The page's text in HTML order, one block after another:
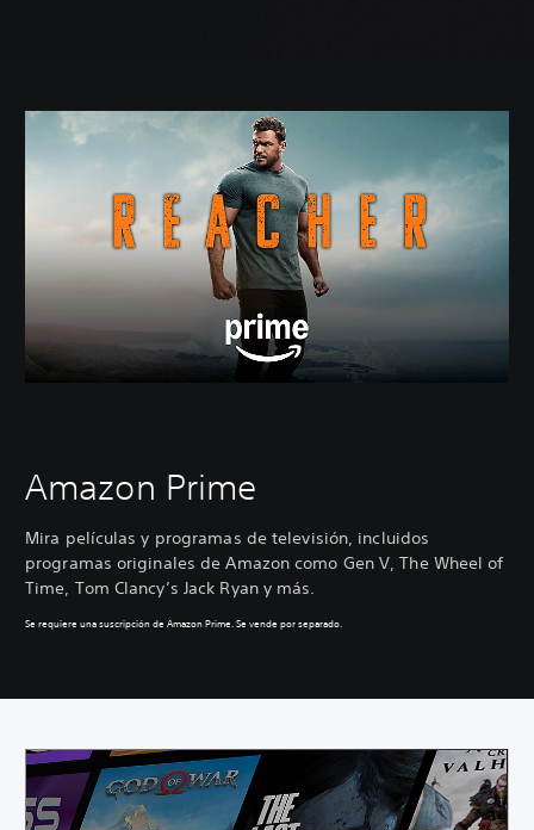
Amazon Prime
Mira películas y programas de televisión, incluidos
programas originales de Amazon como Gen V, The Wheel of
Time, Tom Clancy’s Jack Ryan y más.
Se requiere una suscripción de Amazon Prime. Se vende por separado.